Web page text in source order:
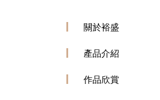
關於裕盛
產品介紹
作品欣賞